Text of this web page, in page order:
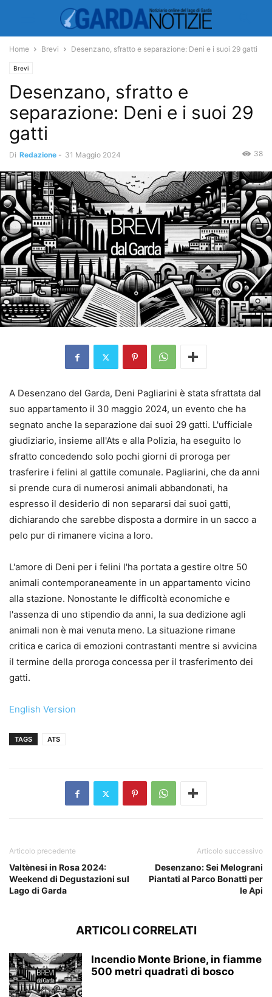
Home Brevi Desenzano, sfratto e separazione: Deni e i suoi 29 gatti
Brevi
Desenzano, sfratto e
separazione: Deni e i suoi 29
gatti
Di Redazione - 31 Maggio 2024 38
A Desenzano del Garda, Deni Pagliarini è stata sfrattata dal
suo appartamento il 30 maggio 2024, un evento che ha
segnato anche la separazione dai suoi 29 gatti. L'ufficiale
giudiziario, insieme all'Ats e alla Polizia, ha eseguito lo
sfratto concedendo solo pochi giorni di proroga per
trasferire i felini al gattile comunale. Pagliarini, che da anni
si prende cura di numerosi animali abbandonati, ha
espresso il desiderio di non separarsi dai suoi gatti,
dichiarando che sarebbe disposta a dormire in un sacco a
pelo pur di rimanere vicina a loro.
L'amore di Deni per i felini l'ha portata a gestire oltre 50
animali contemporaneamente in un appartamento vicino
alla stazione. Nonostante le difficoltà economiche e
l'assenza di uno stipendio da anni, la sua dedizione agli
animali non è mai venuta meno. La situazione rimane
critica e carica di emozioni contrastanti mentre si avvicina
il termine della proroga concessa per il trasferimento dei
gatti.
English Version
TAGS ATS
Articolo precedente
Valtènesi in Rosa 2024:
Weekend di Degustazioni sul
Lago di Garda
Articolo successivo
Desenzano: Sei Melograni
Piantati al Parco Bonatti per
le Api
ARTICOLI CORRELATI
Incendio Monte Brione, in fiamme
500 metri quadrati di bosco